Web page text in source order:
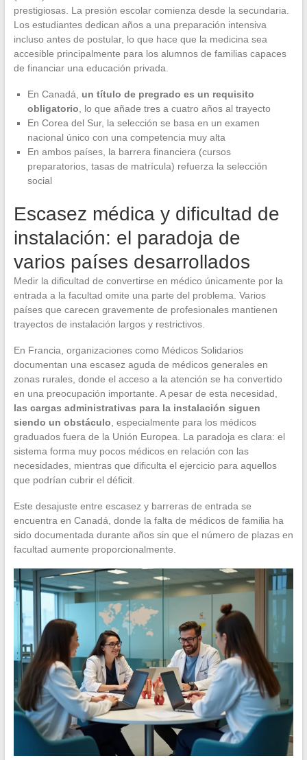
prestigiosas. La presión escolar comienza desde la secundaria.
Los estudiantes dedican años a una preparación intensiva
incluso antes de postular, lo que hace que la medicina sea
accesible principalmente para los alumnos de familias capaces
de financiar una educación privada.
En Canadá, un título de pregrado es un requisito
obligatorio, lo que añade tres a cuatro años al trayecto
En Corea del Sur, la selección se basa en un examen
nacional único con una competencia muy alta
En ambos países, la barrera financiera (cursos
preparatorios, tasas de matrícula) refuerza la selección
social
Escasez médica y dificultad de
instalación: el paradoja de
varios países desarrollados
Medir la dificultad de convertirse en médico únicamente por la
entrada a la facultad omite una parte del problema. Varios
países que carecen gravemente de profesionales mantienen
trayectos de instalación largos y restrictivos.
En Francia, organizaciones como Médicos Solidarios
documentan una escasez aguda de médicos generales en
zonas rurales, donde el acceso a la atención se ha convertido
en una preocupación importante. A pesar de esta necesidad,
las cargas administrativas para la instalación siguen
siendo un obstáculo, especialmente para los médicos
graduados fuera de la Unión Europea. La paradoja es clara: el
sistema forma muy pocos médicos en relación con las
necesidades, mientras que dificulta el ejercicio para aquellos
que podrían cubrir el déficit.
Este desajuste entre escasez y barreras de entrada se
encuentra en Canadá, donde la falta de médicos de familia ha
sido documentada durante años sin que el número de plazas en
facultad aumente proporcionalmente.